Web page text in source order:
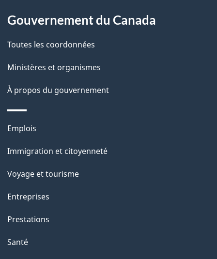
a
p
a
g
e
Gouvernement du Canada
Toutes les coordonnées
Ministères et organismes
À propos du gouvernement
Thèmes
sujets
Emplois
Immigration et citoyenneté
Voyage et tourisme
Entreprises
Prestations
Santé